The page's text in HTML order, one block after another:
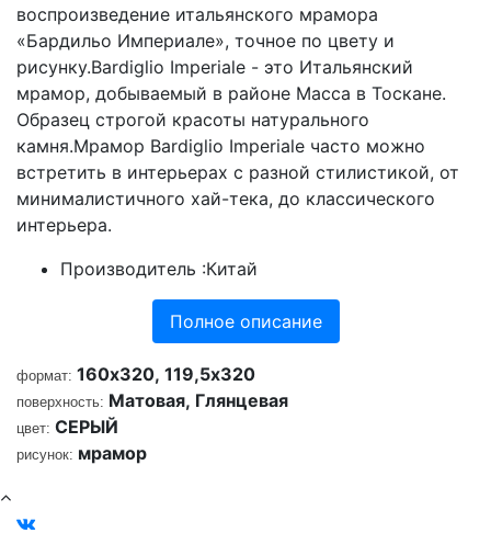
воспроизведение итальянского мрамора
«Бардильо Империале», точное по цвету и
рисунку.Bardiglio Imperiale - это Итальянский
мрамор, добываемый в районе Масса в Тоскане.
Образец строгой красоты натурального
камня.Мрамор Bardiglio Imperiale часто можно
встретить в интерьерах с разной стилистикой, от
минималистичного хай-тека, до классического
интерьера.
Производитель :Китай
Полное описание
формат: 160х320, 119,5х320
поверхность: Матовая, Глянцевая
цвет: СЕРЫЙ
рисунок: мрамор